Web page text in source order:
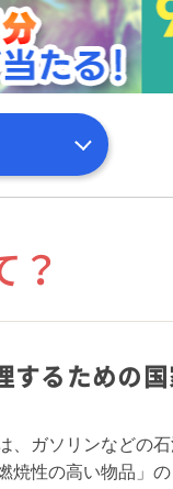
？
するための
、ガソリンなどの
焼性の高い物品」